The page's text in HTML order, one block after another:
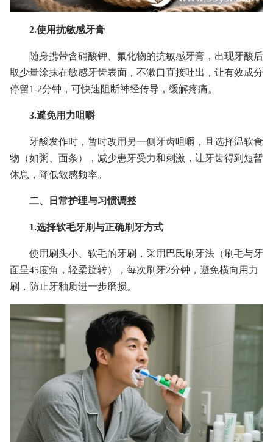
2.使用抗敏感牙膏
随身携带含硝酸钾、氟化物的抗敏感牙膏，出现牙酸后
取少量涂抹在敏感牙齿表面，不漱口直接吐出，让有效成分
停留1-2分钟，可快速阻断神经传导，缓解疼痛。
3.避免用力咀嚼
牙酸发作时，暂时改用另一侧牙齿咀嚼，且选择温软食
物（如粥、面条），减少患牙受力和刺激，让牙齿得到短暂
休息，降低敏感频率。
二、日常护理与习惯调整
1.选择软毛牙刷与正确刷牙方式
使用刷头小、软毛的牙刷，采用巴氏刷牙法（刷毛与牙
面呈45度角，轻柔旋转），每次刷牙2分钟，避免横向用力
刷，防止牙釉质进一步磨损。